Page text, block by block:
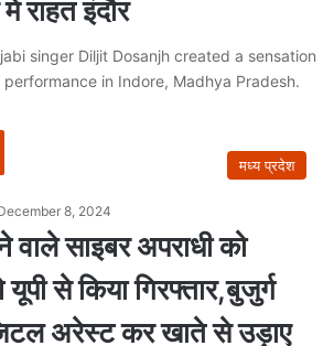
राहत इंदौर
singer Diljit Dosanjh created a sensation
in Indore, Madhya Pradesh.
मध्य प्रदेश
8, 2024
वाले साइबर अपराधी को
से किया गिरफ्तार,बुजुर्ग
अरेस्ट कर खाते से उड़ाए